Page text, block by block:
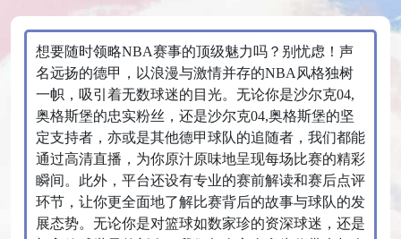
想要随时领略NBA赛事的顶级魅力吗？别忧虑！声
名远扬的德甲，以浪漫与激情并存的NBA风格独树
一帜，吸引着无数球迷的目光。无论你是沙尔克04,
奥格斯堡的忠实粉丝，还是沙尔克04,奥格斯堡的坚
定支持者，亦或是其他德甲球队的追随者，我们都能
通过高清直播，为你原汁原味地呈现每场比赛的精彩
瞬间。此外，平台还设有专业的赛前解读和赛后点评
环节，让你更全面地了解比赛背后的故事与球队的发
展态势。无论你是对篮球如数家珍的资深球迷，还是